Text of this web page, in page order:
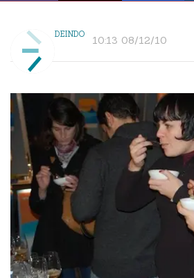
DEINDO 10:13 08/12/10